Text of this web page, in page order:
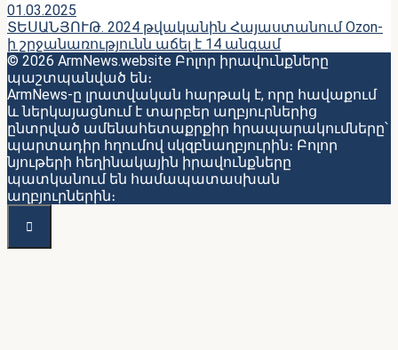
01.03.2025
ՏԵՍԱՆՅՈՒԹ. 2024 թվականին Հայաստանում Ozon-
ի շրջանառությունն աճել է 14 անգամ
© 2026 ArmNews.website Բոլոր իրավունքները
պաշտպանված են։
ArmNews-ը լրատվական հարթակ է, որը հավաքում
և ներկայացնում է տարբեր աղբյուրներից
ընտրված ամենահետաքրքիր հրապարակումները՝
պարտադիր հղումով սկզբնաղբյուրին։ Բոլոր
նյութերի հեղինակային իրավունքները
պատկանում են համապատասխան
աղբյուրներին։